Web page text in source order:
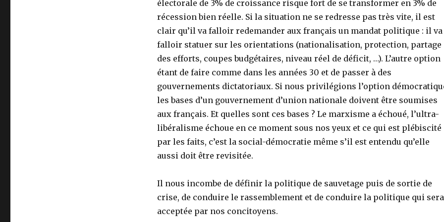
électorale de 3% de croissance risque fort de se transformer en 3% de
récession bien réelle. Si la situation ne se redresse pas très vite, il est
clair qu’il va falloir redemander aux français un mandat politique : il va
falloir statuer sur les orientations (nationalisation, protection, partage
des efforts, coupes budgétaires, niveau réel de déficit, …). L’autre option
étant de faire comme dans les années 30 et de passer à des
gouvernements dictatoriaux. Si nous privilégions l’option
les bases d’un gouvernement d’union nationale doivent être soumises
aux français. Et quelles sont ces bases ? Le marxisme a échoué, l’ultra-
libéralisme échoue en ce moment sous nos yeux et ce qui est plébiscité
par les faits, c’est la social-démocratie même s’il est entendu qu’elle
aussi doit être revisitée.
Il nous incombe de définir la politique de sauvetage puis de sortie de
crise, de conduire le rassemblement et de conduire la politique qui sera
acceptée par nos concitoyens.